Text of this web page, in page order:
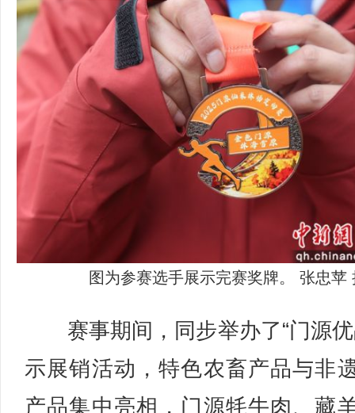
图为参赛选手展示完赛奖牌。 张忠苹
赛事期间，同步举办了“门源优
示展销活动，特色农畜产品与非
产品集中亮相，门源牦牛肉、藏